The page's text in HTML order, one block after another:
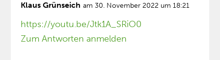
Klaus Grünseich am 30. November 2022 um 18:21
https://youtu.be/Jtk1A_SRiO0
Zum Antworten anmelden